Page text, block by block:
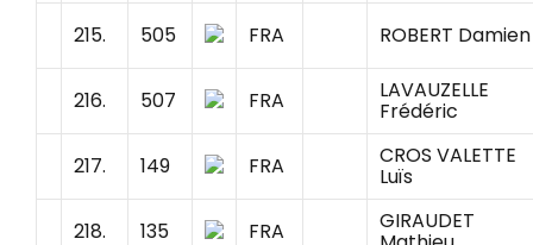
215.
505 FRA ROBERT Damien
216. 507 FRA LAVAUZELLE
Frédéric
217.
149 FRA CROS VALETTE
Luïs
218.
135 FRA GIRAUDET